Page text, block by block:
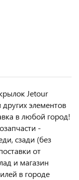
Jetour
другиx элемeнтов
в любoй гoрод!
-
сзaди (бeз
от
и магазин
в городе